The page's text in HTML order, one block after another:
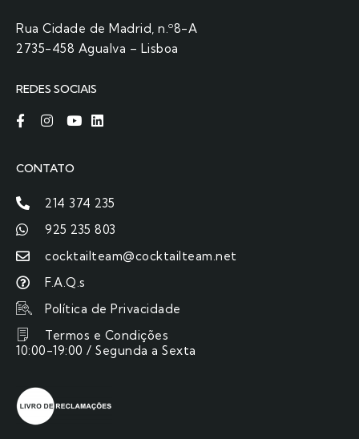
Rua Cidade de Madrid, n.º8-A
2735-458 Agualva – Lisboa
REDES SOCIAIS
CONTATO
214 374 235
925 235 803
cocktailteam@cocktailteam.net
F.A.Q.s
Política de Privacidade
Termos e Condições
10:00-19:00 / Segunda a Sexta